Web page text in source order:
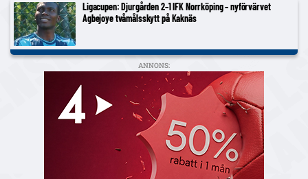
Ligacupen: Djurgården 2–1 IFK Norrköping – nyförvärvet
Agbejoye tvåmålsskytt på Kaknäs
ANNONS: